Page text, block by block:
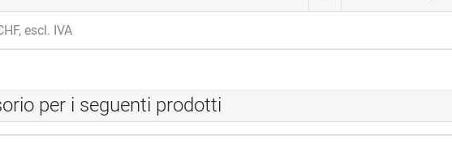
escl. IVA
per i seguenti prodotti